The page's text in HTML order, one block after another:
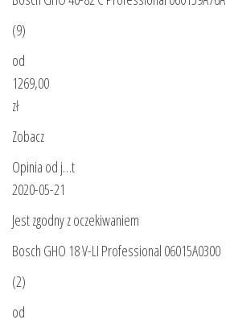
(9)
od
1269,00
zł
Zobacz
Opinia od j…t
2020-05-21
Jest zgodny z oczekiwaniem
Bosch GHO 18 V-LI Professional 06015A0300
(2)
od